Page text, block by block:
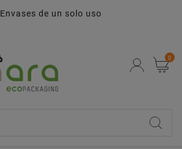
Envases de un solo uso
0